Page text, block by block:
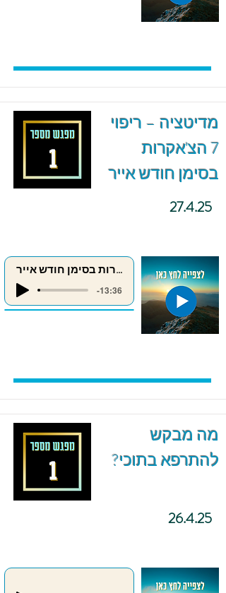
מדיטציה – ריפוי
7 הצ'אקרות
בסימן חודש אייר
27.4.25
ריפוי 7 הצ'אקרות בסימן חודש אייר
-13:36
מה מבקש
להתרפא בתוכי?
26.4.25